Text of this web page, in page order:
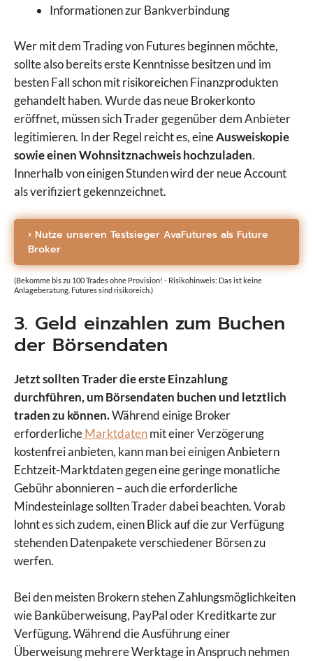
Informationen zur Bankverbindung
Wer mit dem Trading von Futures beginnen möchte,
sollte also bereits erste Kenntnisse besitzen und im
besten Fall schon mit risikoreichen Finanzprodukten
gehandelt haben. Wurde das neue Brokerkonto
eröffnet, müssen sich Trader gegenüber dem Anbieter
legitimieren. In der Regel reicht es, eineAusweiskopie
sowie einen Wohnsitznachweis hochzuladen.
Innerhalb von einigen Stunden wird der neue Account
als verifiziert gekennzeichnet.
› Nutze unseren Testsieger AvaFutures als Future
Broker
(Bekomme bis zu 100 Trades ohne Provision! - Risikohinweis: Das ist keine
Anlageberatung. Futures sind risikoreich.)
3. Geld einzahlen zum Buchen
der Börsendaten
Jetzt sollten Trader die erste Einzahlung
durchführen, um Börsendaten buchen und letztlich
traden zu können.Während einige Broker
erforderlicheMarktdatenmit einer Verzögerung
kostenfrei anbieten, kann man bei einigen Anbietern
Echtzeit-Marktdaten gegen eine geringe monatliche
Gebühr abonnieren – auch die erforderliche
Mindesteinlage sollten Trader dabei beachten. Vorab
lohnt es sich zudem, einen Blick auf die zur Verfügung
stehenden Datenpakete verschiedener Börsen zu
werfen.
Bei den meisten Brokern stehen Zahlungsmöglichkeiten
wie Banküberweisung, PayPal oder Kreditkarte zur
Verfügung. Während die Ausführung einer
Überweisung mehrere Werktage in Anspruch nehmen